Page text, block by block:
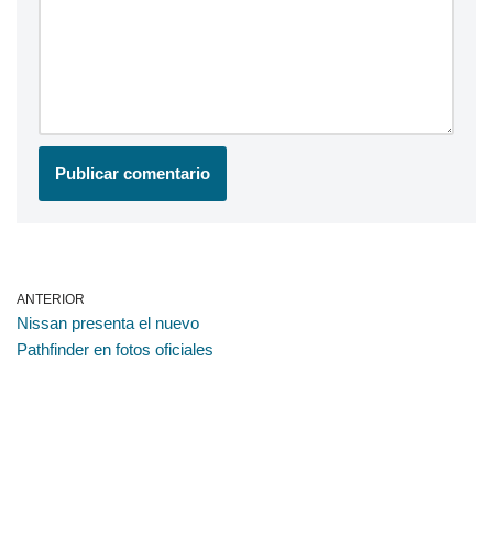
ANTERIOR
Nissan presenta el nuevo
Pathfinder en fotos oficiales